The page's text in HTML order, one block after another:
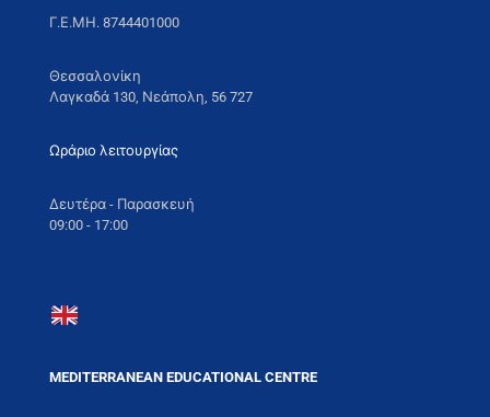
Γ.Ε.ΜΗ. 8744401000
Θεσσαλονίκη
Λαγκαδά 130, Νεάπολη, 56 727
Ωράριο λειτουργίας
Δευτέρα - Παρασκευή
09:00 - 17:00
MEDITERRANEAN EDUCATIONAL CENTRE